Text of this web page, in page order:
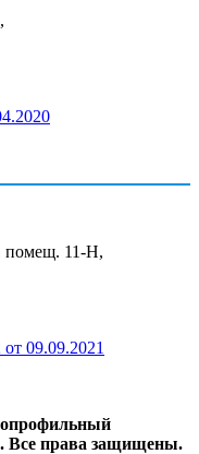
помещ. 11-Н,
09.09.2021
Все права защищены.